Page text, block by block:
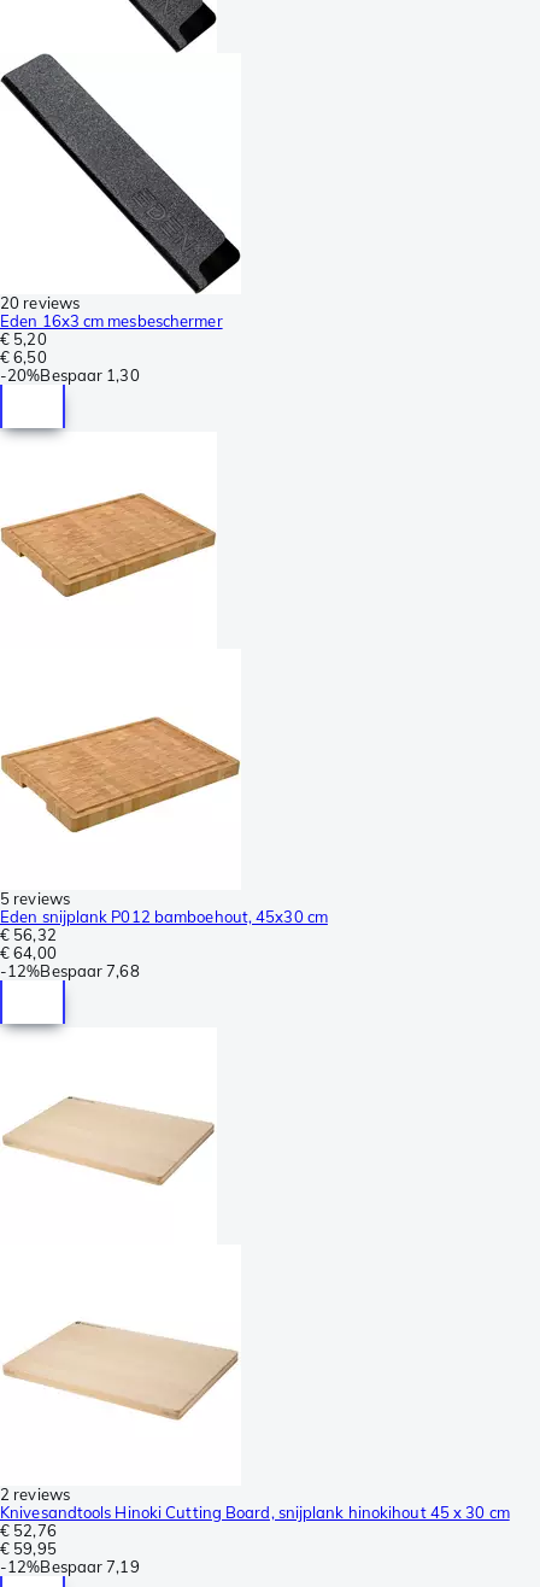
20 reviews
Eden 16x3 cm mesbeschermer
€ 5,20
€ 6,50
-20%Bespaar 1,30
5 reviews
Eden snijplank P012 bamboehout, 45x30 cm
€ 56,32
€ 64,00
-12%Bespaar 7,68
2 reviews
Knivesandtools Hinoki Cutting Board, snijplank hinokihout 45 x 30 cm
€ 52,76
€ 59,95
-12%Bespaar 7,19